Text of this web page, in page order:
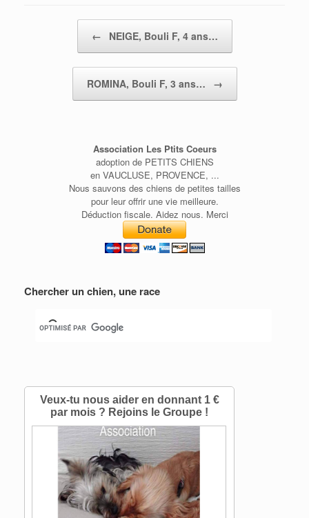
← NEIGE, Bouli F, 4 ans…
ROMINA, Bouli F, 3 ans… →
Association Les Ptits Coeurs
adoption de PETITS CHIENS
en VAUCLUSE, PROVENCE, ...
Nous sauvons des chiens de petites tailles
pour leur offrir une vie meilleure.
Déduction fiscale. Aidez nous. Merci
Chercher un chien, une race